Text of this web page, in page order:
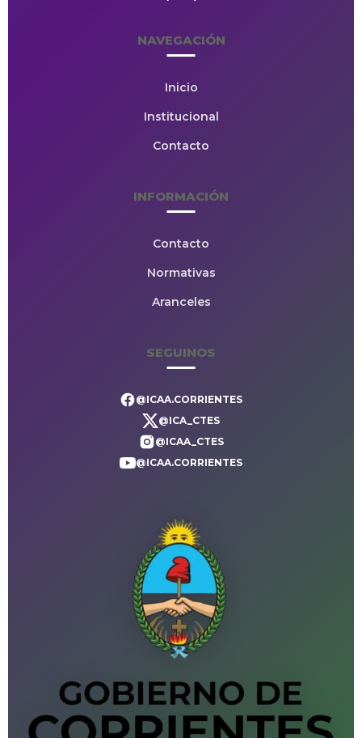
NAVEGACIÓN
Inicio
Institucional
Contacto
INFORMACIÓN
Contacto
Normativas
Aranceles
SEGUINOS
@ICAA.CORRIENTES
@ICA_CTES
@ICAA_CTES
@ICAA.CORRIENTES